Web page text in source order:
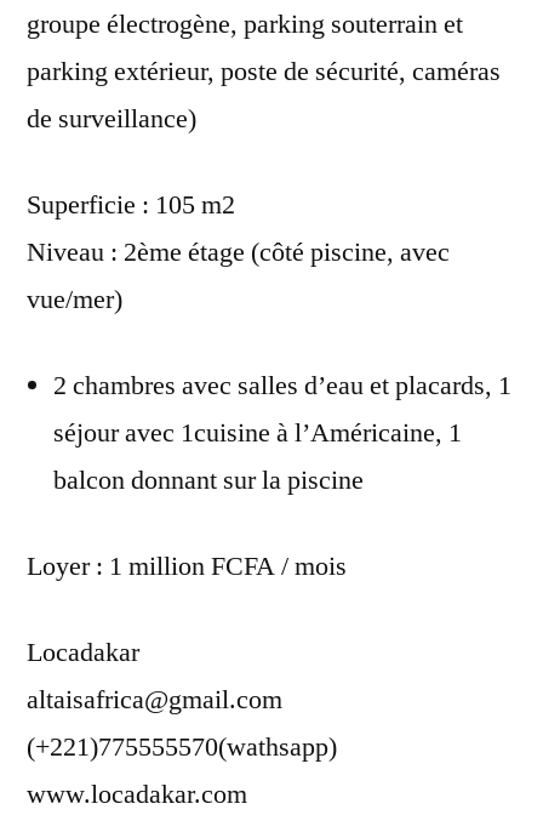
groupe électrogène, parking souterrain et
parking extérieur, poste de sécurité, caméras
de surveillance)
Superficie : 105 m2
Niveau : 2ème étage (côté piscine, avec
vue/mer)
2 chambres avec salles d’eau et placards, 1
séjour avec 1cuisine à l’Américaine, 1
balcon donnant sur la piscine
Loyer : 1 million FCFA / mois
Locadakar
altaisafrica@gmail.com
(+221)775555570(wathsapp)
www.locadakar.com